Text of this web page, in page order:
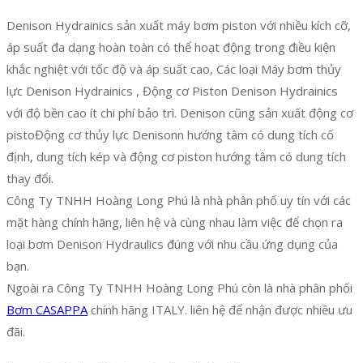
Denison Hydrainics sản xuất máy bơm piston với nhiều kích cỡ,
áp suất đa dạng hoàn toàn có thể hoạt động trong điều kiện
khắc nghiệt với tốc độ và áp suất cao, Các loại Máy bơm thủy
lực Denison Hydrainics , Động cơ Piston Denison Hydrainics
với độ bền cao ít chi phí bảo trì. Denison cũng sản xuất động cơ
pistoĐộng cơ thủy lực Denisonn hướng tâm có dung tích cố
định, dung tích kép và động cơ piston hướng tâm có dung tích
thay đổi.
Công Ty TNHH Hoàng Long Phú là nhà phân phố uy tín với các
mặt hàng chính hãng, liên hệ và cùng nhau làm việc để chọn ra
loại bơm Denison Hydraulics đúng với nhu cầu ứng dụng của
bạn.
Ngoài ra Công Ty TNHH Hoàng Long Phú còn là nhà phân phối
Bơm CASAPPAchính hãng ITALY. liên hệ để nhận được nhiều ưu
đãi.